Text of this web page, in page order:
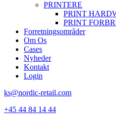
PRINTERE
PRINT
PRINT
Forretningsområder
Om Os
Cases
Nyheder
Kontakt
Login
ks@nordic-retail.com
+45 44 84 14 44